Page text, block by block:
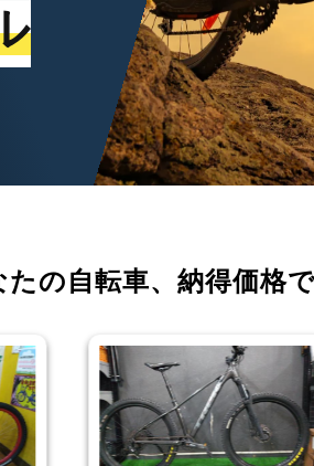
の自転車、 納得価格